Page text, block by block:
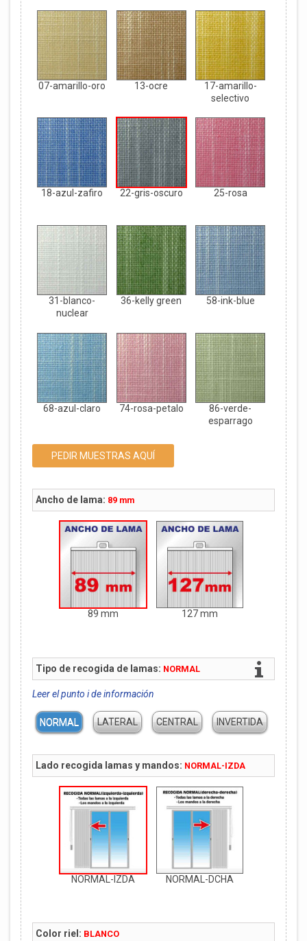
07-amarillo-oro 13-ocre
17-amarillo-
selectivo
18-azul-zafiro 22-gris-oscuro 25-rosa
31-blanco-
nuclear
36-kelly green 58-ink-blue
68-azul-claro 74-rosa-petalo
86-verde-
esparrago
PEDIR MUESTRAS AQUÍ
Ancho de lama: 89 mm
89 mm 127 mm
Tipo de recogida de lamas: NORMAL
Leer el punto i de información
NORMAL LATERAL CENTRAL INVERTIDA
Lado recogida lamas y mandos: NORMAL-IZDA
NORMAL-IZDA NORMAL-DCHA
Color riel: BLANCO